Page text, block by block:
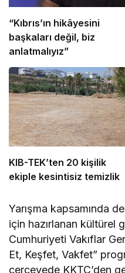
“Kıbrıs’ın hikâyesini
başkaları değil, biz
anlatmalıyız”
KIB-TEK’ten 20 kişilik
ekiple kesintisiz temizlik
Yarışma kapsamında
için hazırlanan kültürel
Cumhuriyeti Vakıflar
Et, Keşfet, Vakfet”
çerçevede KKTC’den